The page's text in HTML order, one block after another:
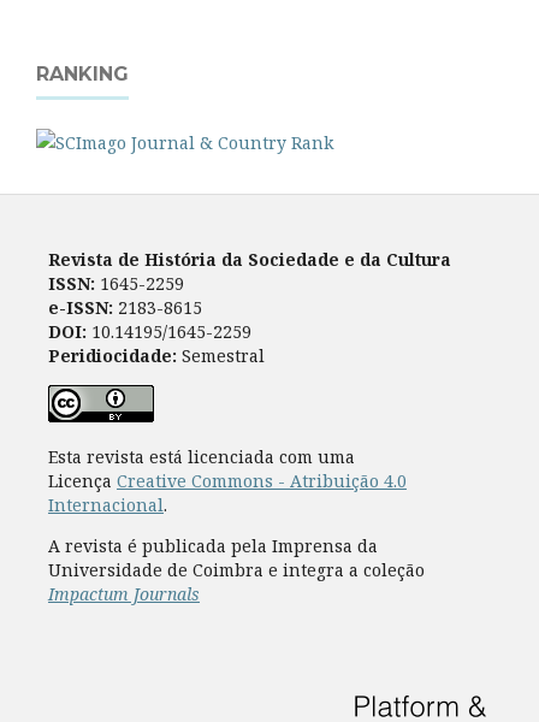
RANKING
Revista de História da Sociedade e da Cultura
ISSN: 1645-2259
e-ISSN: 2183-8615
DOI: 10.14195/1645-2259
Peridiocidade: Semestral
Esta revista está licenciada com uma
Licença Creative Commons - Atribuição 4.0
Internacional.
A revista é publicada pela Imprensa da
Universidade de Coimbra e integra a coleção
Impactum Journals